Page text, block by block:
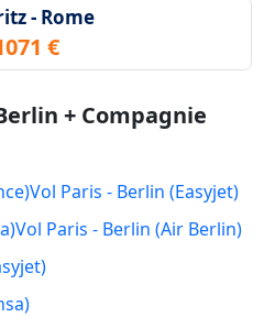
- Rome
€
+ Compagnie
Vol Paris - Berlin (Easyjet)
Vol Paris - Berlin (Air Berlin)